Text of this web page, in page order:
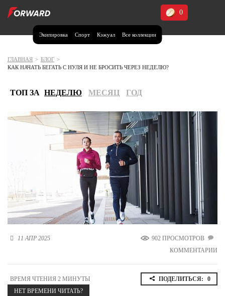
Экипировка Спорт Кэжуал Все коллекции
0
Москва и МО
Иркутская область (2)
Калининградская область (1)
Кемеровская область (2)
Курская область (1)
Москва и МО (14)
Нижегородская область (1)
Республика Крым (1)
Республика Татарстан (2)
ГЛАВНАЯ > БЛОГ >
КАК НАЧАТЬ БЕГАТЬ С НУЛЯ И НЕ БРОСИТЬ ЧЕРЕЗ НЕДЕЛЮ?
ТОП ЗА НЕДЕЛЮ МЕСЯЦ ГОД
11 АПР 2025
902 ПРОСМОТРОВ
КОММЕНТАРИИ
ВРЕМЯ ЧТЕНИЯ 2 МИНУТЫ
НЕТ ВРЕМЕНИ ЧИТАТЬ?
ПОДЕЛИТЬСЯ: 0